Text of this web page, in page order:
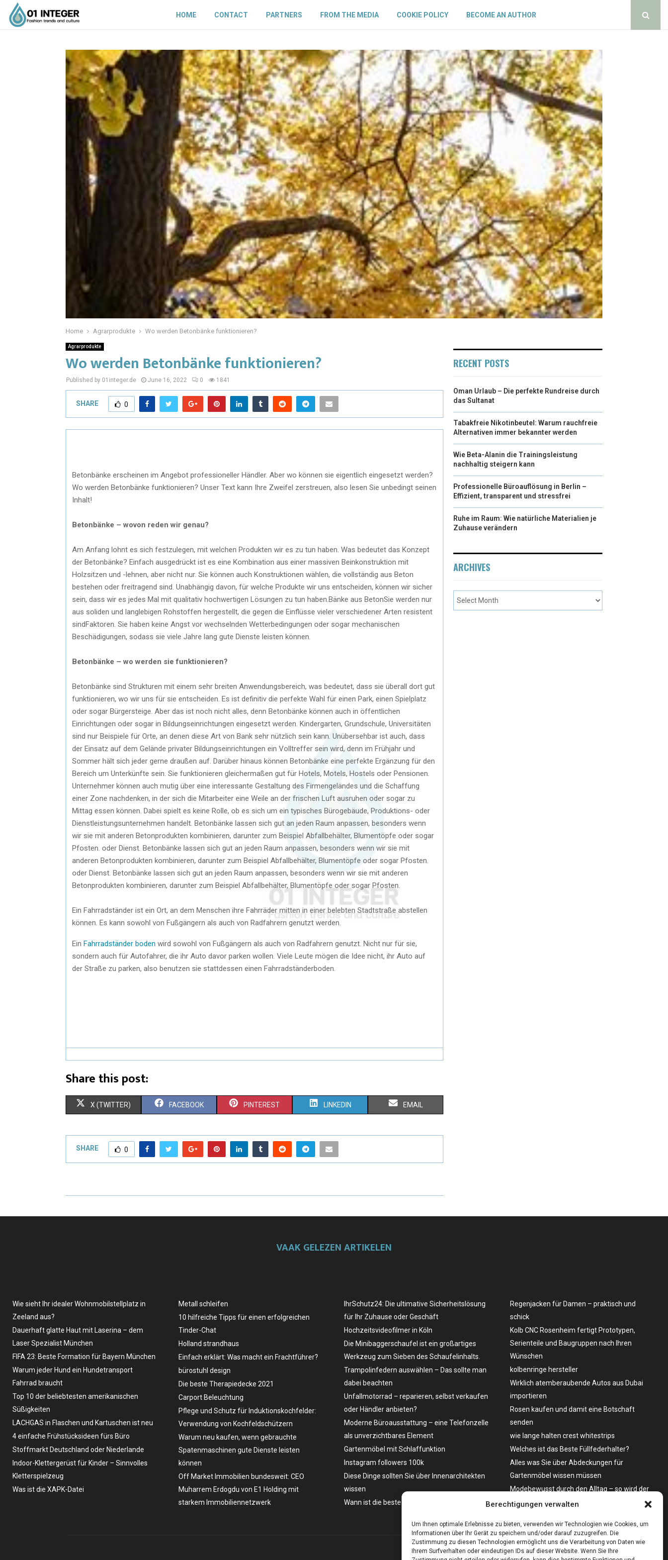
Berechtigungen verwalten
Um Ihnen optimale Erlebnisse zu bieten, verwenden wir Technologien wie Cookies, um
Informationen über Ihr Gerät zu speichern und/oder darauf zuzugreifen. Die
Zustimmung zu diesen Technologien ermöglicht uns die Verarbeitung von Daten wie
Ihrem Surfverhalten oder eindeutigen IDs auf dieser Website. Wenn Sie Ihre
HOME CONTACT PARTNERS FROM THE MEDIA COOKIE POLICY BECOME AN AUTHOR
Home Agrarprodukte Wo werden Betonbänke funktionieren?
Agrarprodukte
Wo werden Betonbänke funktionieren?
Published by 01integer.de June 16, 2022 0 1841
SHARE 0
Betonbänke erscheinen im Angebot professioneller Händler. Aber wo können sie eigentlich eingesetzt werden?
Wo werden Betonbänke funktionieren? Unser Text kann Ihre Zweifel zerstreuen, also lesen Sie unbedingt seinen
Inhalt!
Betonbänke – wovon reden wir genau?
Am Anfang lohnt es sich festzulegen, mit welchen Produkten wir es zu tun haben. Was bedeutet das Konzept
der Betonbänke? Einfach ausgedrückt ist es eine Kombination aus einer massiven Beinkonstruktion mit
Holzsitzen und -lehnen, aber nicht nur. Sie können auch Konstruktionen wählen, die vollständig aus Beton
bestehen oder freitragend sind. Unabhängig davon, für welche Produkte wir uns entscheiden, können wir sicher
sein, dass wir es jedes Mal mit qualitativ hochwertigen Lösungen zu tun haben.Bänke aus BetonSie werden nur
aus soliden und langlebigen Rohstoffen hergestellt, die gegen die Einflüsse vieler verschiedener Arten resistent
sindFaktoren. Sie haben keine Angst vor wechselnden Wetterbedingungen oder sogar mechanischen
Beschädigungen, sodass sie viele Jahre lang gute Dienste leisten können.
Betonbänke – wo werden sie funktionieren?
Betonbänke sind Strukturen mit einem sehr breiten Anwendungsbereich, was bedeutet, dass sie überall dort gut
funktionieren, wo wir uns für sie entscheiden. Es ist definitiv die perfekte Wahl für einen Park, einen Spielplatz
oder sogar Bürgersteige. Aber das ist noch nicht alles, denn Betonbänke können auch in öffentlichen
Einrichtungen oder sogar in Bildungseinrichtungen eingesetzt werden. Kindergarten, Grundschule, Universitäten
sind nur Beispiele für Orte, an denen diese Art von Bank sehr nützlich sein kann. Unübersehbar ist auch, dass
der Einsatz auf dem Gelände privater Bildungseinrichtungen ein Volltreffer sein wird, denn im Frühjahr und
Sommer hält sich jeder gerne draußen auf. Darüber hinaus können Betonbänke eine perfekte Ergänzung für den
Bereich um Unterkünfte sein. Sie funktionieren gleichermaßen gut für Hotels, Motels, Hostels oder Pensionen.
Unternehmer können auch mutig über eine interessante Gestaltung des Firmengeländes und die Schaffung
einer Zone nachdenken, in der sich die Mitarbeiter eine Weile an der frischen Luft ausruhen oder sogar zu
Mittag essen können. Dabei spielt es keine Rolle, ob es sich um ein typisches Bürogebäude, Produktions- oder
Dienstleistungsunternehmen handelt. Betonbänke lassen sich gut an jeden Raum anpassen, besonders wenn
wir sie mit anderen Betonprodukten kombinieren, darunter zum Beispiel Abfallbehälter, Blumentöpfe oder sogar
Pfosten. oder Dienst. Betonbänke lassen sich gut an jeden Raum anpassen, besonders wenn wir sie mit
anderen Betonprodukten kombinieren, darunter zum Beispiel Abfallbehälter, Blumentöpfe oder sogar Pfosten.
oder Dienst. Betonbänke lassen sich gut an jeden Raum anpassen, besonders wenn wir sie mit anderen
Betonprodukten kombinieren, darunter zum Beispiel Abfallbehälter, Blumentöpfe oder sogar Pfosten.
Ein Fahrradständer ist ein Ort, an dem Menschen ihre Fahrräder mitten in einer belebten Stadtstraße abstellen
können. Es kann sowohl von Fußgängern als auch von Radfahrern genutzt werden.
Ein Fahrradständer boden wird sowohl von Fußgängern als auch von Radfahrern genutzt. Nicht nur für sie,
sondern auch für Autofahrer, die ihr Auto davor parken wollen. Viele Leute mögen die Idee nicht, ihr Auto auf
der Straße zu parken, also benutzen sie stattdessen einen Fahrradständerboden.
Share this post:
X (TWITTER) FACEBOOK PINTEREST LINKEDIN EMAIL
SHARE 0
RECENT POSTS
Oman Urlaub – Die perfekte Rundreise durch
das Sultanat
Tabakfreie Nikotinbeutel: Warum rauchfreie
Alternativen immer bekannter werden
Wie Beta-Alanin die Trainingsleistung
nachhaltig steigern kann
Professionelle Büroauflösung in Berlin –
Effizient, transparent und stressfrei
Ruhe im Raum: Wie natürliche Materialien je
Zuhause verändern
ARCHIVES
VAAK GELEZEN ARTIKELEN
Wie sieht Ihr idealer Wohnmobilstellplatz in
Zeeland aus?
Dauerhaft glatte Haut mit Laserina – dem
Laser Spezialist München
FIFA 23: Beste Formation für Bayern München
Warum jeder Hund ein Hundetransport
Fahrrad braucht
Top 10 der beliebtesten amerikanischen
Süßigkeiten
LACHGAS in Flaschen und Kartuschen ist neu
4 einfache Frühstücksideen fürs Büro
Stoffmarkt Deutschland oder Niederlande
Indoor-Klettergerüst für Kinder – Sinnvolles
Kletterspielzeug
Was ist die XAPK-Datei
Metall schleifen
10 hilfreiche Tipps für einen erfolgreichen
Tinder-Chat
Holland strandhaus
Einfach erklärt: Was macht ein Frachtführer?
bürostuhl design
Die beste Therapiedecke 2021
Carport Beleuchtung
Pflege und Schutz für Induktionskochfelder:
Verwendung von Kochfeldschützern
Warum neu kaufen, wenn gebrauchte
Spatenmaschinen gute Dienste leisten
können
Off Market Immobilien bundesweit: CEO
Muharrem Erdogdu von E1 Holding mit
starkem Immobiliennetzwerk
IhrSchutz24: Die ultimative Sicherheitslösung
für Ihr Zuhause oder Geschäft
Hochzeitsvideofilmer in Köln
Die Minibaggerschaufel ist ein großartiges
Werkzeug zum Sieben des Schaufelinhalts.
Trampolinfedern auswählen – Das sollte man
dabei beachten
Unfallmotorrad – reparieren, selbst verkaufen
oder Händler anbieten?
Moderne Büroausstattung – eine Telefonzelle
als unverzichtbares Element
Gartenmöbel mit Schlaffunktion
Instagram followers 100k
Diese Dinge sollten Sie über Innenarchitekten
wissen
Wann ist die beste Zeit, ein Auto zu kaufen?
Regenjacken für Damen – praktisch und
schick
Kolb CNC Rosenheim fertigt Prototypen,
Serienteile und Baugruppen nach Ihren
Wünschen
kolbenringe hersteller
Wirklich atemberaubende Autos aus Dubai
importieren
Rosen kaufen und damit eine Botschaft
senden
wie lange halten crest whitestrips
Welches ist das Beste Füllfederhalter?
Alles was Sie über Abdeckungen für
Gartenmöbel wissen müssen
Modebewusst durch den Alltag – so wird der
Bürgersteig zum Laufsteg!